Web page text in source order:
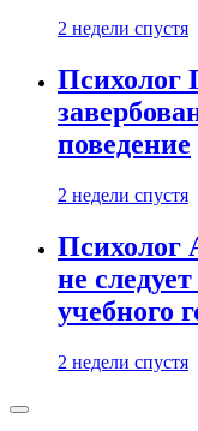
2 недели спустя
Психолог
поведение
2 недели спустя
Психолог
не
учебного
2 недели спустя